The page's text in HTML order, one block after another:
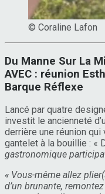
© Coraline Lafon
Du Manne Sur La
AVEC : réunion
Barque Réflexe
Lancé par quatre
investit le ancienneté
derrière une réunion qui
gantelet à la bouillie : «
gastronomique
« Vous-même allez
d’un brunante,